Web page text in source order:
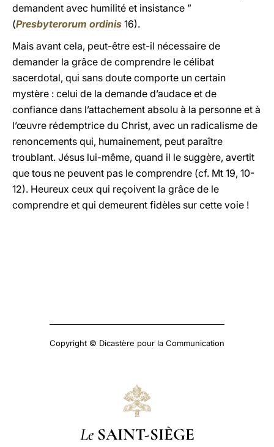
demandent avec humilité et insistance ”
(Presbyterorum ordinis 16).
Mais avant cela, peut-être est-il nécessaire de
demander la grâce de comprendre le célibat
sacerdotal, qui sans doute comporte un certain
mystère : celui de la demande d’audace et de
confiance dans l’attachement absolu à la personne et à
l’œuvre rédemptrice du Christ, avec un radicalisme de
renoncements qui, humainement, peut paraître
troublant. Jésus lui-même, quand il le suggère, avertit
que tous ne peuvent pas le comprendre (cf. Mt 19, 10-
12). Heureux ceux qui reçoivent la grâce de le
comprendre et qui demeurent fidèles sur cette voie !
Copyright © Dicastère pour la Communication
Le SAINT-SIÈGE